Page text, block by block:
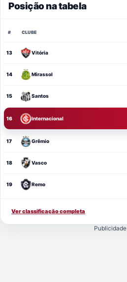
Posição na tabela
# CLUBE
13 Vitória
14 Mirassol
15 Santos
16 Internacional
17 Grêmio
18 Vasco
19 Remo
Ver classificação completa
Publicidade